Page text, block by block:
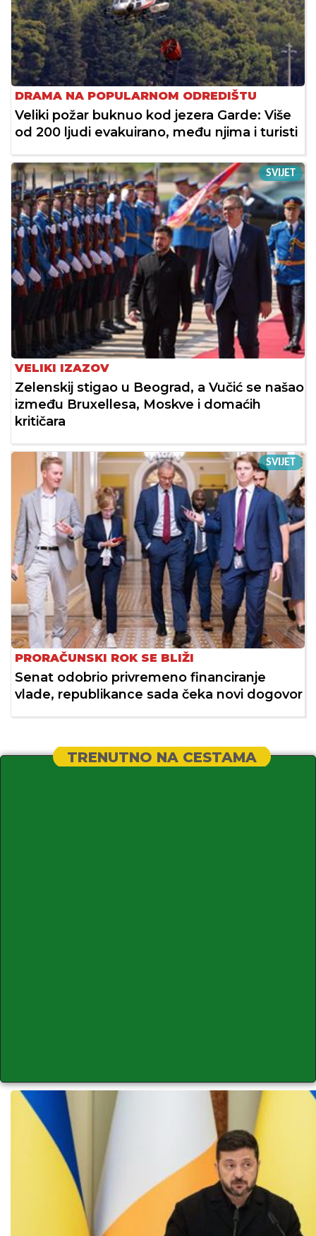
DRAMA NA POPULARNOM ODREDIŠTU
Veliki požar buknuo kod jezera Garde: Više
od 200 ljudi evakuirano, među njima i turisti
SVIJET
VELIKI IZAZOV
Zelenskij stigao u Beograd, a Vučić se našao
između Bruxellesa, Moskve i domaćih
kritičara
SVIJET
PRORAČUNSKI ROK SE BLIŽI
Senat odobrio privremeno financiranje
vlade, republikance sada čeka novi dogovor
TRENUTNO NA CESTAMA